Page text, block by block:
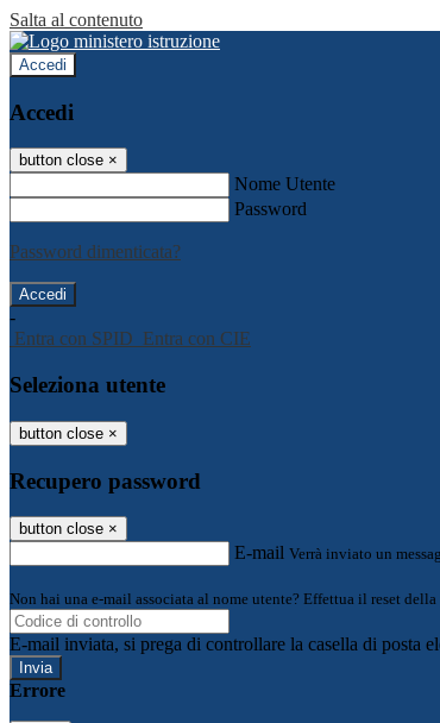
Salta al contenuto
Accedi
Accedi
button close ×
Nome Utente
Password
Password dimenticata?
-
Entra con SPID Entra con CIE
Seleziona utente
button close ×
Recupero password
button close ×
E-mail Verrà inviato un
Non hai una e-mail associata al nome utente? Effettua il reset
E-mail inviata, si prega di controllare la casella di posta
Errore